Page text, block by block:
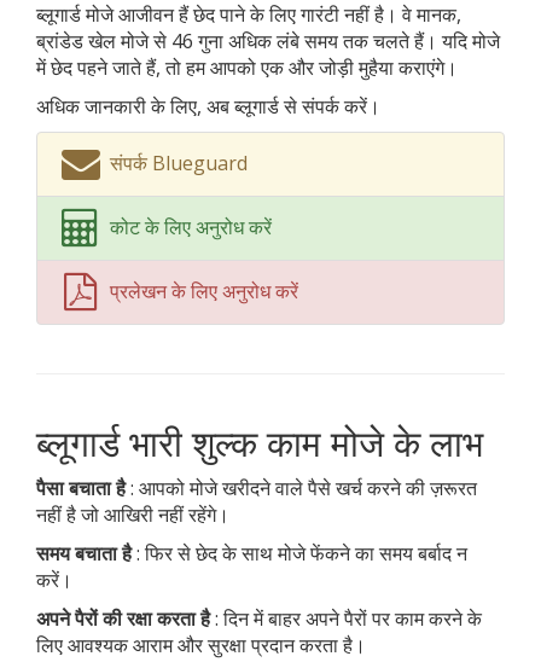
ब्लूगार्ड मोजे आजीवन हैं छेद पाने के लिए गारंटी नहीं है। वे मानक,
ब्रांडेड खेल मोजे से 46 गुना अधिक लंबे समय तक चलते हैं। यदि मोजे
में छेद पहने जाते हैं, तो हम आपको एक और जोड़ी मुहैया कराएंगे।
अधिक जानकारी के लिए, अब ब्लूगार्ड से संपर्क करें।
संपर्क Blueguard
कोट के लिए अनुरोध करें
प्रलेखन के लिए अनुरोध करें
ब्लूगार्ड भारी शुल्क काम मोजे के लाभ
पैसा बचाता है: आपको मोजे खरीदने वाले पैसे खर्च करने की ज़रूरत
नहीं है जो आखिरी नहीं रहेंगे।
समय बचाता है: फिर से छेद के साथ मोजे फेंकने का समय बर्बाद न
करें।
अपने पैरों की रक्षा करता है: दिन में बाहर अपने पैरों पर काम करने के
लिए आवश्यक आराम और सुरक्षा प्रदान करता है।